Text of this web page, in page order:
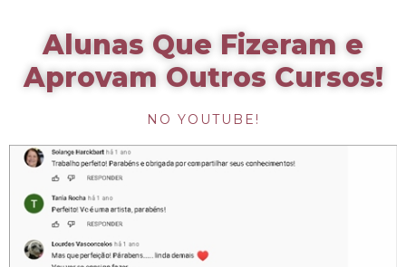
Alunas Que Fizeram e
Aprovam Outros Cursos!
NO YOUTUBE!